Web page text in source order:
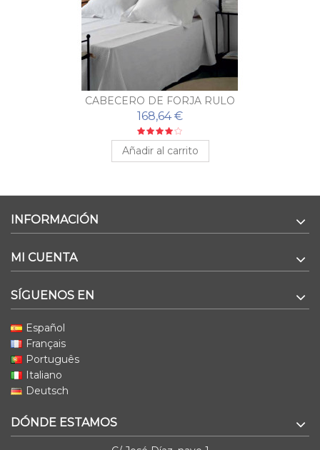
CABECERO DE FORJA RULO
168,64 €
Añadir al carrito
INFORMACIÓN
MI CUENTA
SÍGUENOS EN
Español
Français
Português
Italiano
Deutsch
DÓNDE ESTAMOS